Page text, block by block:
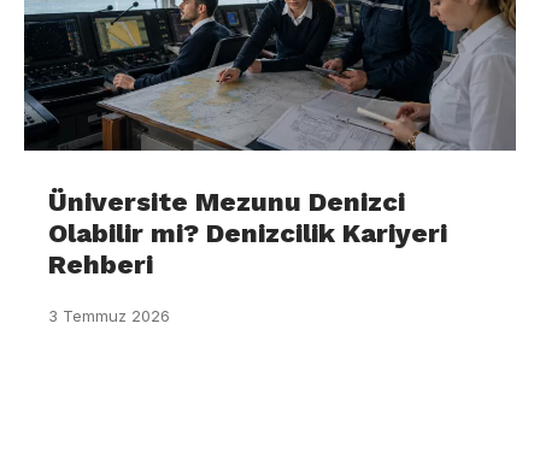
Üniversite Mezunu Denizci
Olabilir mi? Denizcilik Kariyeri
Rehberi
3 Temmuz 2026